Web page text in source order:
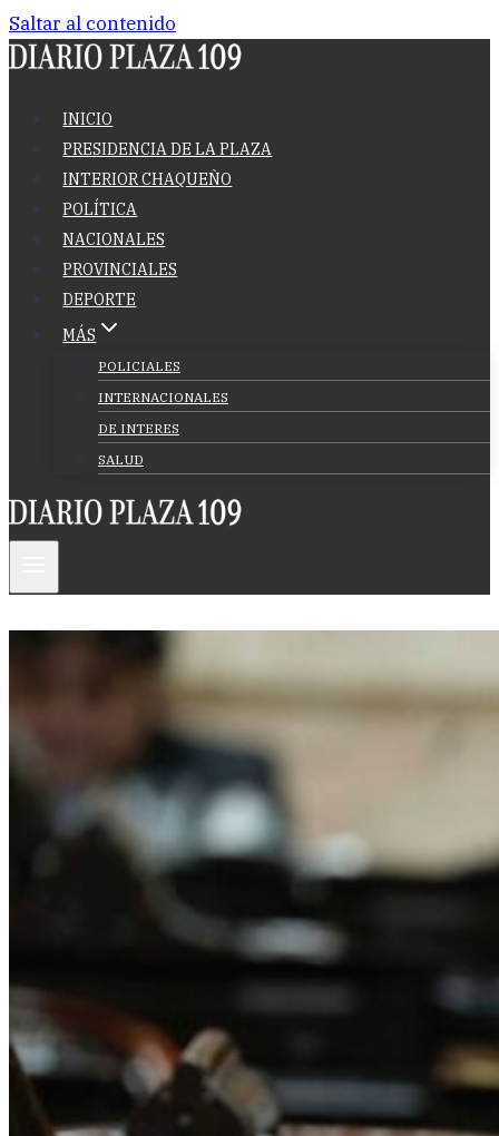
Saltar al contenido
INICIO
PRESIDENCIA DE LA PLAZA
INTERIOR CHAQUEÑO
POLÍTICA
NACIONALES
PROVINCIALES
DEPORTE
MÁS
POLICIALES
INTERNACIONALES
DE INTERES
SALUD